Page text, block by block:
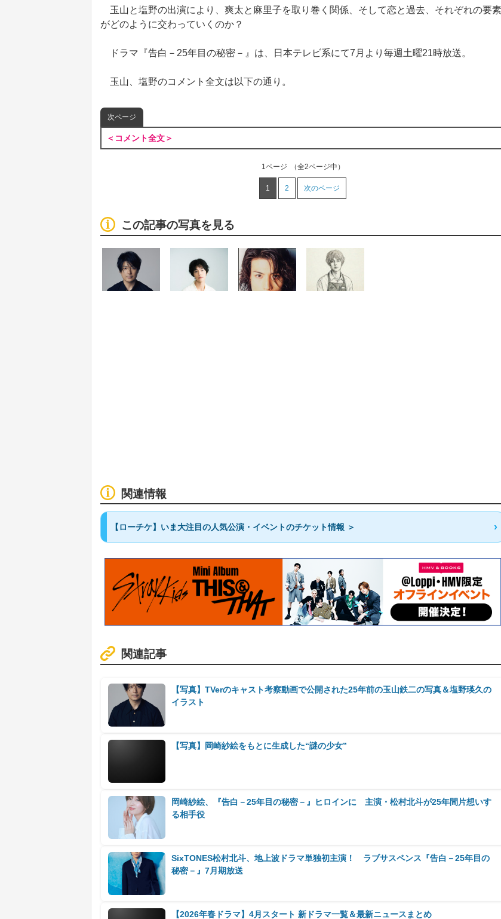
玉山と塩野の出演により、爽太と麻里子を取り巻く関係、そして恋と過去、それぞれの要素
がどのように交わっていくのか？
ドラマ『告白－25年目の秘密－』は、日本テレビ系にて7月より毎週土曜21時放送。
玉山、塩野のコメント全文は以下の通り。
次ページ
＜コメント全文＞
1ページ （全2ページ中）
1 2 次のページ
この記事の写真を見る
関連情報
【ローチケ】いま大注目の人気公演・イベントのチケット情報 ＞
関連記事
【写真】TVerのキャスト考察動画で公開された25年前の玉山鉄二の写真＆塩野瑛久の
イラスト
【写真】岡崎紗絵をもとに生成した“謎の少女”
岡崎紗絵、『告白－25年目の秘密－』ヒロインに 主演・松村北斗が25年間片想いす
る相手役
SixTONES松村北斗、地上波ドラマ単独初主演！ ラブサスペンス『告白－25年目の
秘密－』7月期放送
【2026年春ドラマ】4月スタート 新ドラマ一覧＆最新ニュースまとめ